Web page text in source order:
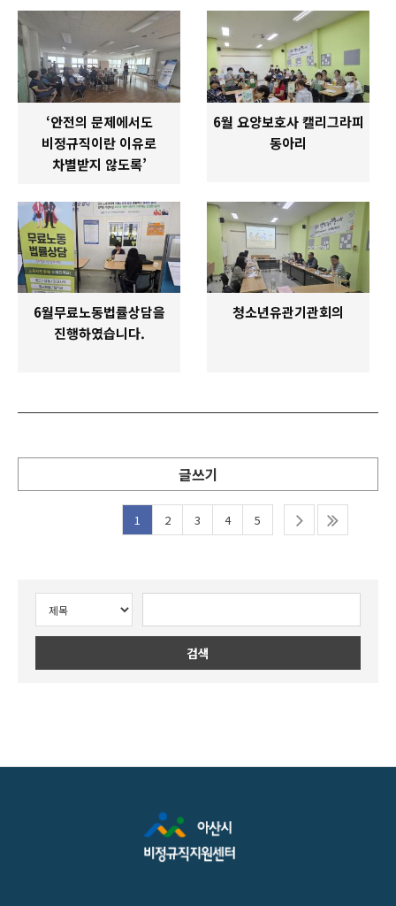
‘안전의 문제에서도
비정규직이란 이유로
차별받지 않도록’
6월 요양보호사 캘리그라피
동아리
6월무료노동법률상담을
진행하였습니다.
청소년유관기관회의
글쓰기
1 2 3 4 5
검색